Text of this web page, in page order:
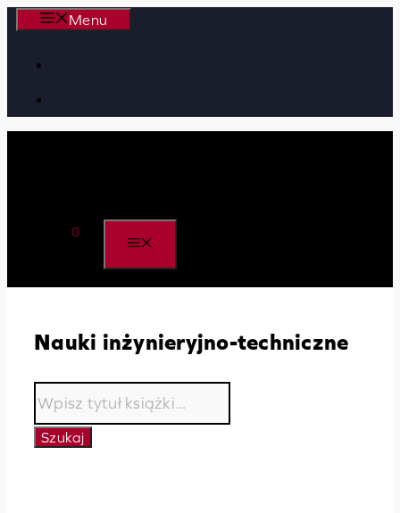
Przejdź
treści
Menu
0
Nauki inżynieryjno-techniczne
Wyszukiwarka
produktów
Szukaj